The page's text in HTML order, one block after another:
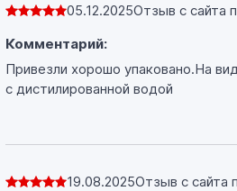
05.12.2025Отзыв с сайта
Комментарий:
Привезли хорошо упаковано.На
с дистилированной водой
19.08.2025Отзыв с сайта